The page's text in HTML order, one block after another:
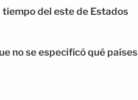
tiempo del este de Estados
no se especificó qué países